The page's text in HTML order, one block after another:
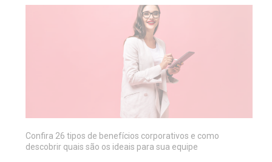
Confira 26 tipos de benefícios corporativos e como
descobrir quais são os ideais para sua equipe